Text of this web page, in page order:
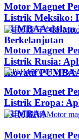
Motor Magnet
Listrik Meksiko:
PUMBAA dalam
Berkelanjutan
Motor Magnet
Listrik Rusia:
Inovatif
Motor Magnet
Listrik Eropa:
PUMBAA
Motor Magnet